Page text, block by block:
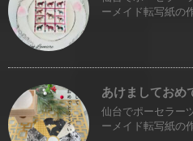
ーメイド転写紙の
あけましてお
仙台でポーセラー
ーメイド転写紙の